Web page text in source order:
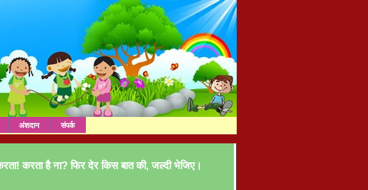
अंशदान संपर्क
करता है ना? फिर देर किस बात की, जल्दी भेजिए।